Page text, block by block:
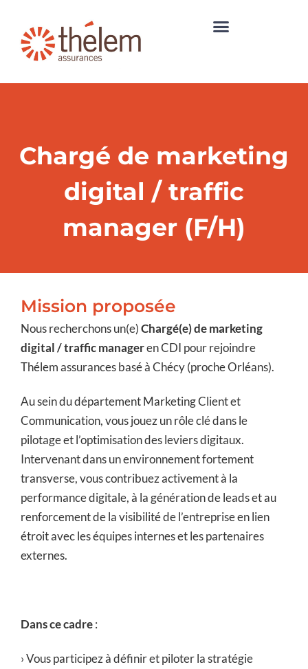
Chargé de marketing
digital / traffic
manager (F/H)
Mission proposée
Nous recherchons un(e)Chargé(e) de marketing
digital / traffic manageren CDI pour rejoindre
Thélem assurances basé à Chécy (proche Orléans).
Au sein du département Marketing Client et
Communication, vous jouez un rôle clé dans le
pilotage et l’optimisation des leviers digitaux.
Intervenant dans un environnement fortement
transverse, vous contribuez activement à la
performance digitale, à la génération de leads et au
renforcement de la visibilité de l’entreprise en lien
étroit avec les équipes internes et les partenaires
externes.
Dans ce cadre:
› Vous participez à définir et piloter la stratégie